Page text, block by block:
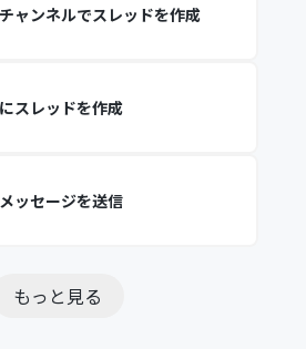
ャンネルでスレッドを作成
スレッドを作成
ッセージを送信
もっと見る